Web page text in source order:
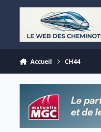
Aller au contenu
Accueil CH44